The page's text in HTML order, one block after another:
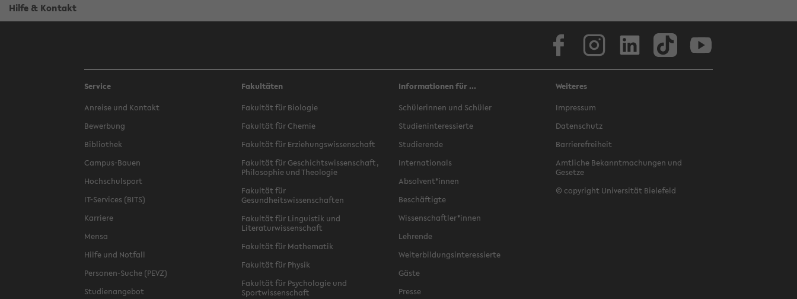
Hilfe & Kontakt
Service
Anreise und Kontakt
Bewerbung
Bibliothek
Campus-Bauen
Hochschulsport
IT-Services (BITS)
Karriere
Mensa
Hilfe und Notfall
Personen-Suche (PEVZ)
Studienangebot
Fakultäten
Fakultät für Biologie
Fakultät für Chemie
Fakultät für Erziehungswissenschaft
Fakultät für Geschichtswissenschaft,
Philosophie und Theologie
Fakultät für
Gesundheitswissenschaften
Fakultät für Linguistik und
Literaturwissenschaft
Fakultät für Mathematik
Fakultät für Physik
Fakultät für Psychologie und
Sportwissenschaft
Informationen für ...
Schülerinnen und Schüler
Studieninteressierte
Studierende
Internationals
Absolvent*innen
Beschäftigte
Wissenschaftler*innen
Lehrende
Weiterbildungsinteressierte
Gäste
Presse
Weiteres
Impressum
Datenschutz
Barrierefreiheit
Amtliche Bekanntmachungen und
Gesetze
© copyright Universität Bielefeld